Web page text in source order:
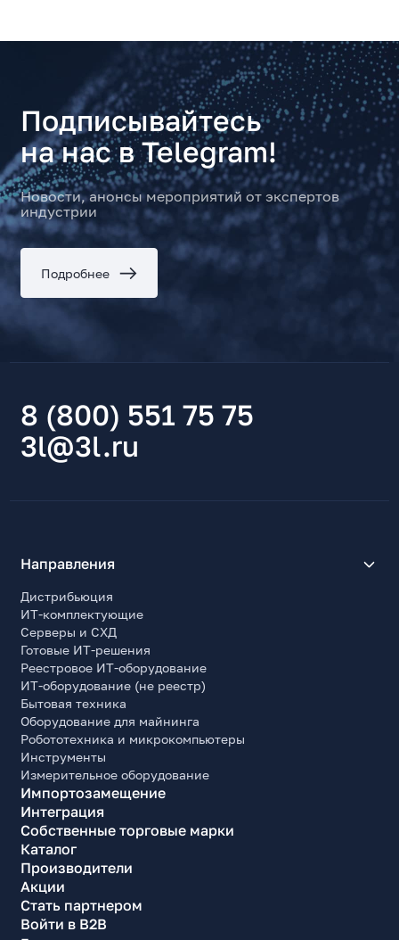
Подписывайтесь
на нас в Telegram!
Новости, анонсы мероприятий от экспертов
индустрии
Подробнее
8 (800) 551 75 75
3l@3l.ru
Направления
Дистрибьюция
ИТ-комплектующие
Серверы и СХД
Готовые ИТ-решения
Реестровое ИТ-оборудование
ИТ-оборудование (не реестр)
Бытовая техника
Оборудование для майнинга
Робототехника и микрокомпьютеры
Инструменты
Измерительное оборудование
Импортозамещение
Интеграция
Собственные торговые марки
Каталог
Производители
Акции
Стать партнером
Войти в B2B